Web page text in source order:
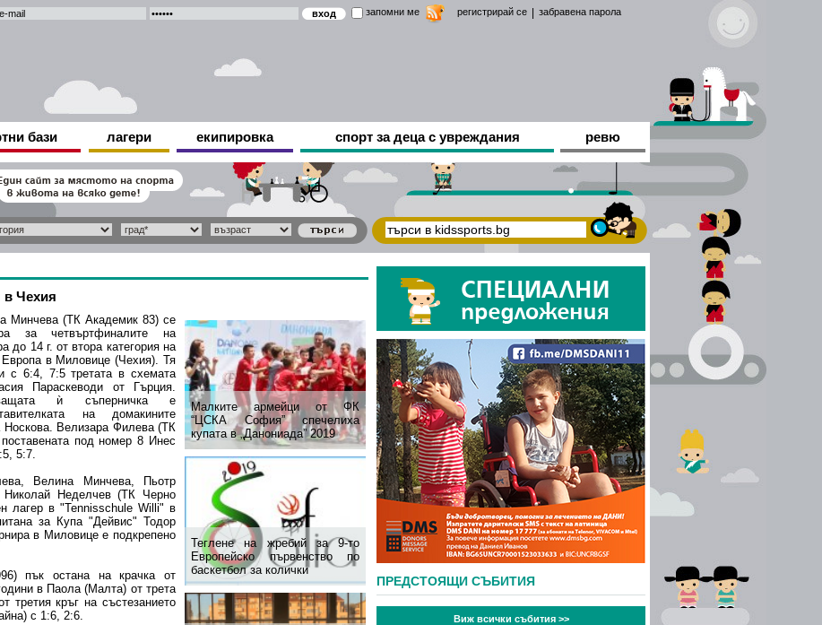
запомни ме регистрирай се забравена парола
бази лагери екипировка спорт за деца с увреждания ревю
Чехия
Малките армейци от ФК
“ЦСКА София” спечелиха
купата в „Данониада” 2019
Теглене на жребий за 9-то
Европейско първенство по
баскетбол за колички
Минчева (ТК Академик 83) се
за четвъртфиналите на
до 14 г. от втора категория на
Европа в Миловице (Чехия). Тя
с 6:4, 7:5 третата в схемата
Параскеводи от Гърция.
ѝ съперничка е
на домакините
Носкова. Велизара Филева (ТК
под номер 8 Инес
5:7.
Велина Минчева, Пьотр
Неделчев (ТК Черно
лагер в "Tennisschule Willi" в
за Купа "Дейвис" Тодор
в Миловице е подкрепено
пък остана на крачка от
в Паола (Малта) от трета
третия кръг на състезанието
с 1:6, 2:6.
ПРЕДСТОЯЩИ СЪБИТИЯ
Виж всички събития >>